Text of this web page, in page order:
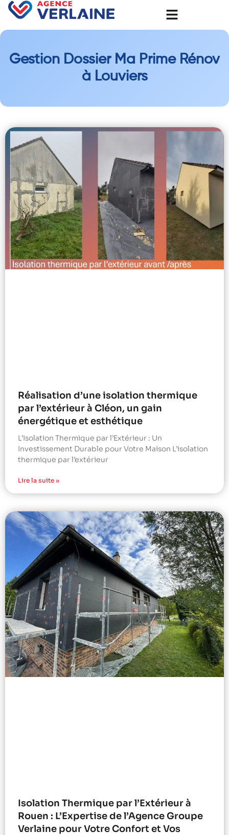
Gestion Dossier Ma Prime Rénov
à Louviers
Réalisation d’une isolation thermique
par l’extérieur à Cléon, un gain
énergétique et esthétique
L’Isolation Thermique par l’Extérieur : Un
Investissement Durable pour Votre Maison L’isolation
thermique par l’extérieur
Lire la suite »
Isolation Thermique par l’Extérieur à
Rouen : L’Expertise de l’Agence Groupe
Verlaine pour Votre Confort et Vos